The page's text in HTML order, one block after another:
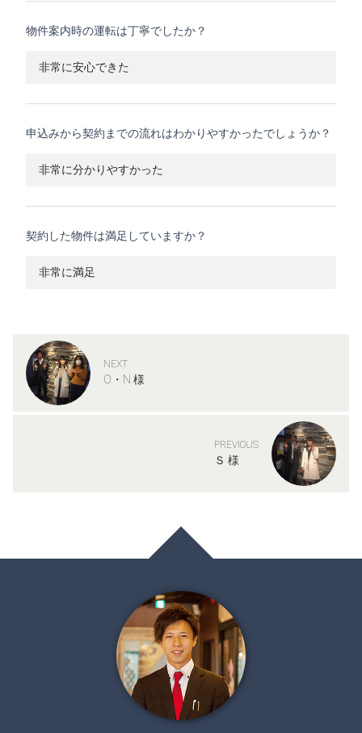
物件案内時の運転は丁寧でしたか？
非常に安心できた
申込みから契約までの流れはわかりやすかったでしょうか？
非常に分かりやすかった
契約した物件は満足していますか？
非常に満足
NEXT
O・N 様
PREVIOUS
Ｓ 様